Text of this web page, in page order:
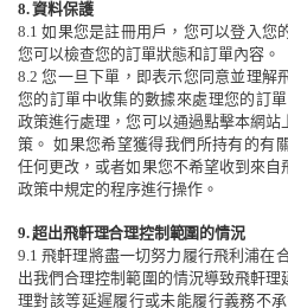
8.資料保護
8.1如果您是註冊用戶，您可以登入您
您可以檢查您的訂單狀態和訂單內容。
8.2您一旦下單，即表示您同意並理解
您的訂單中收集的數據來處理您的訂單
政策進行處理，您可以通過點擊本網站
策。 如果您希望獲得我們所持有的有
任何更改，或者如果您不希望收到來
政策中規定的程序進行操作。
9.超出飛軒理合理控制範圍的情況
9.1飛軒理將盡一切努力履行飛利浦在
出我們合理控制範圍的情況導致飛軒
理對該等延遲履行或未能履行義務不承